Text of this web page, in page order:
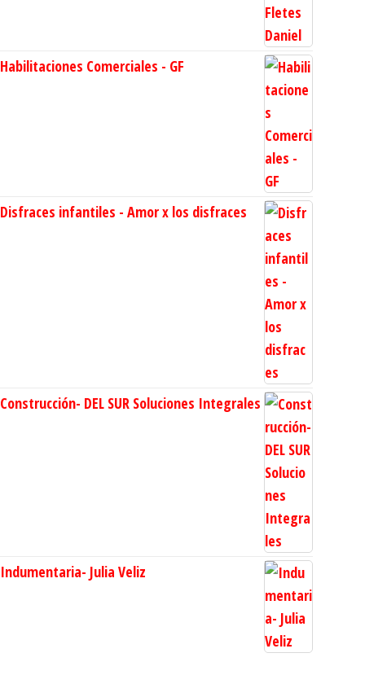
Habilitaciones Comerciales - GF
Disfraces infantiles - Amor x los disfraces
Construcción- DEL SUR Soluciones Integrales
Indumentaria- Julia Veliz